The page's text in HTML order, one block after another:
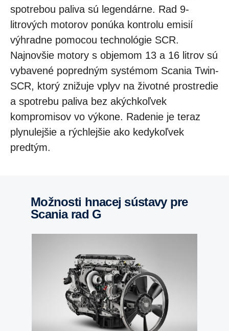
spotrebou paliva sú legendárne. Rad 9-
litrových motorov ponúka kontrolu emisií
výhradne pomocou technológie SCR.
Najnovšie motory s objemom 13 a 16 litrov sú
vybavené popredným systémom Scania Twin-
SCR, ktorý znižuje vplyv na životné prostredie
a spotrebu paliva bez akýchkoľvek
kompromisov vo výkone. Radenie je teraz
plynulejšie a rýchlejšie ako kedykoľvek
predtým.
Možnosti hnacej sústavy pre
Scania rad G